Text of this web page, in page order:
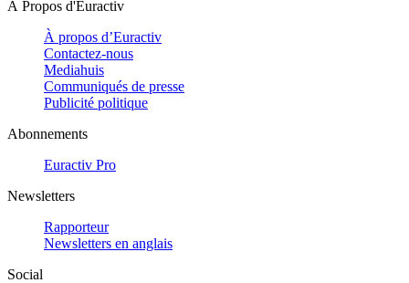
À Propos d'Euractiv
À propos d’Euractiv
Contactez-nous
Mediahuis
Communiqués de presse
Publicité politique
Abonnements
Euractiv Pro
Newsletters
Rapporteur
Newsletters en anglais
Social